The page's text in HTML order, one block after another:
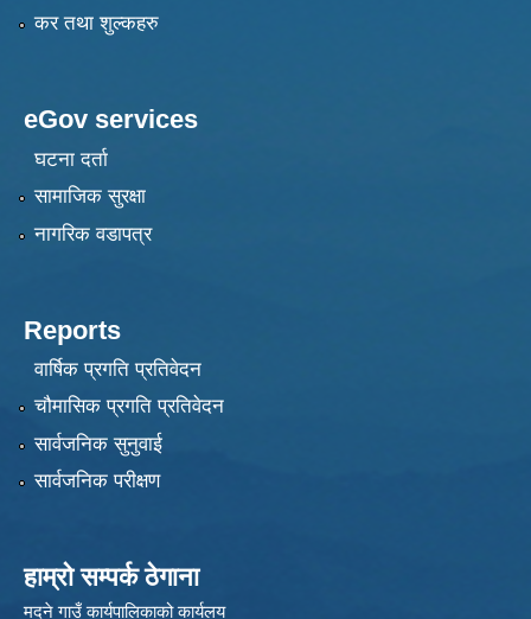
कर तथा शुल्कहरु
eGov services
घटना दर्ता
सामाजिक सुरक्षा
नागरिक वडापत्र
Reports
वार्षिक प्रगति प्रतिवेदन
चौमासिक प्रगति प्रतिवेदन
सार्वजनिक सुनुवाई
सार्वजनिक परीक्षण
हाम्रो सम्पर्क ठेगाना
मदने गाउँ कार्यपालिकाको कार्यलय